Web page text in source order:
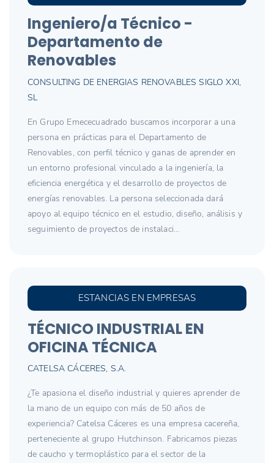
Ingeniero/a Técnico -
Departamento de
Renovables
CONSULTING DE ENERGIAS RENOVABLES SIGLO XXI,
SL
En Grupo Emececuadrado buscamos incorporar a una
persona en prácticas para el Departamento de
Renovables, con perfil técnico y ganas de aprender en
un entorno profesional vinculado a la ingeniería, la
eficiencia energética y el desarrollo de proyectos de
energías renovables. La persona seleccionada dará
apoyo al equipo técnico en el estudio, diseño, análisis y
seguimiento de proyectos de instalaci...
ESTANCIAS EN EMPRESAS
TÉCNICO INDUSTRIAL EN
OFICINA TÉCNICA
CATELSA CÁCERES, S.A.
¿Te apasiona el diseño industrial y quieres aprender de
la mano de un equipo con más de 50 años de
experiencia? Catelsa Cáceres es una empresa cacereña,
perteneciente al grupo Hutchinson. Fabricamos piezas
de caucho y termoplástico para el sector de la